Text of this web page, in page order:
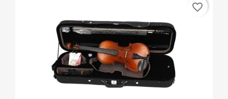
favorite_border